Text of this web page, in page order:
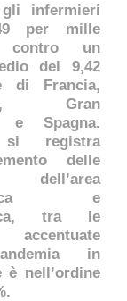
infermieri
per mille
contro un
del 9,42
di Francia,
Gran
e Spagna.
registra
delle
dell’area
e
tra le
in
è nell’ordine